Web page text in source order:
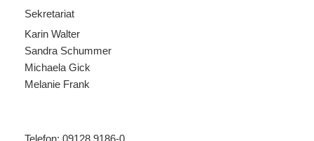
Sekretariat
Karin Walter
Sandra Schummer
Michaela Gick
Melanie Frank
Telefon: 09128 9186-0